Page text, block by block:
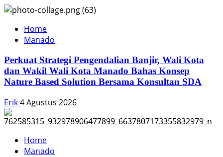
Home
Manado
Perkuat Strategi Pengendalian Banjir, Wali Kota
dan Wakil Wali Kota Manado Bahas Konsep
Nature Based Solution Bersama Konsultan SDA
Erik4 Agustus 2026
Home
Manado